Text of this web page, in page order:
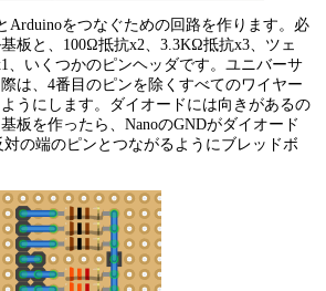
Arduinoをつなぐための回路を作ります。必
板と、100Ω抵抗x2、3.3KΩ抵抗x3、ツェ
、いくつかのピンヘッダです。ユニバーサ
は、4番目のピンを除くすべてのワイヤー
うにします。ダイオードには向きがあるの
板を作ったら、NanoのGNDがダイオード
の端のピンとつながるようにブレッドボ